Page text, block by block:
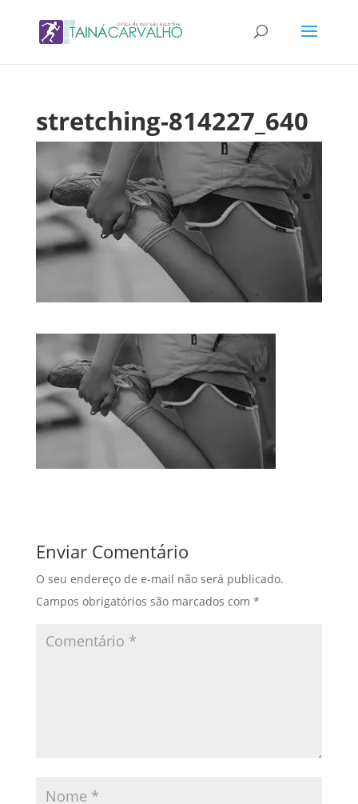
stretching-814227_640
Enviar Comentário
O seu endereço de e-mail não será publicado.
Campos obrigatórios são marcados com *